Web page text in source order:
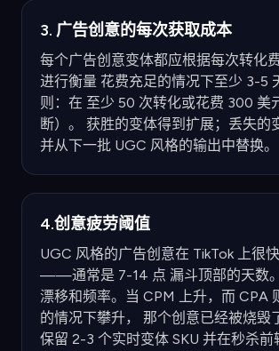
3. 广告创意的每次获取成本
每个广告创意变体都应根据每次转化
进行衡量 花费充足的情况下至少 3-5
则：在 至少 50 次转化或花费 300 美
断）。 获胜的变体得到扩展；丢失的
并从下一批 UGC 风格的输出中替换。
4.创意疲劳阈值
UGC 风格的广告创意在 TikTok 上很
——通常是 7-14 点 漏斗顶部的天数
漂移和频率。当 CPM 上升，而 CPA
的情况下攀升， 那个创意已经被烧毁
保留 2-3 个实时变体 SKU 并在秒杀前